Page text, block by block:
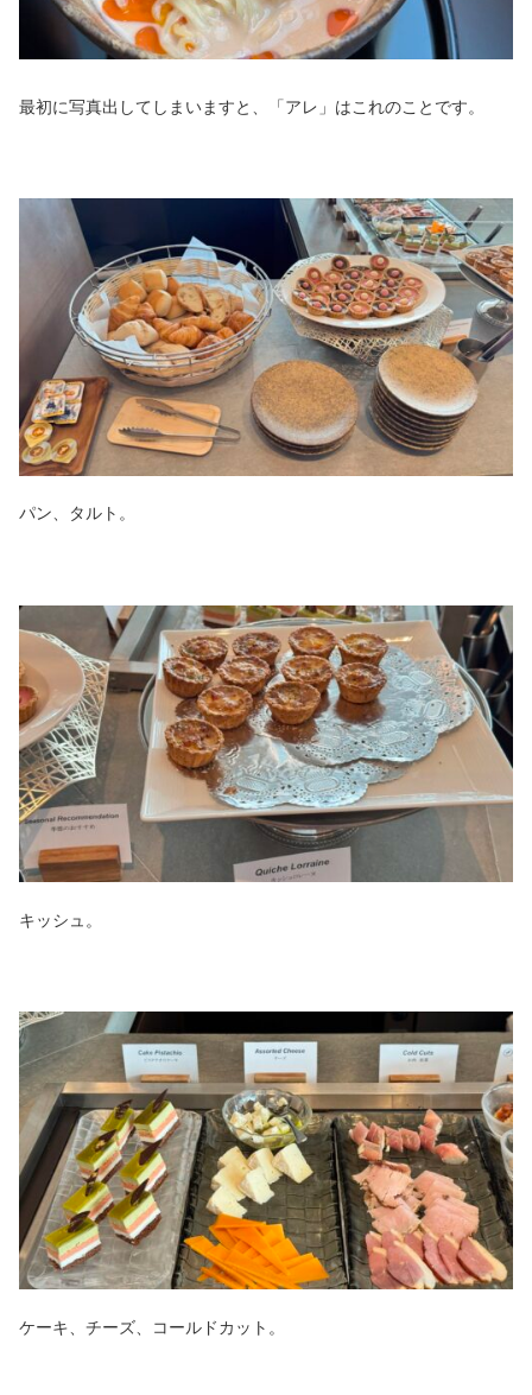
最初に写真出してしまいますと、「アレ」はこれのことです。
パン、タルト。
キッシュ。
ケーキ、チーズ、コールドカット。